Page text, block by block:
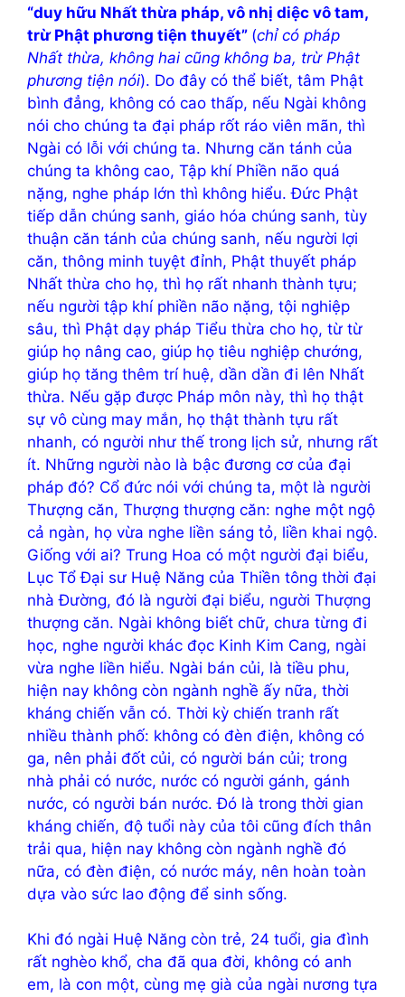
“duy hữu Nhất thừa pháp, vô nhị diệc vô tam,
trừ Phật phương tiện thuyết” (chỉ có pháp
Nhất thừa, không hai cũng không ba, trừ Phật
phương tiện nói). Do đây có thể biết, tâm Phật
bình đẳng, không có cao thấp, nếu Ngài không
nói cho chúng ta đại pháp rốt ráo viên mãn, thì
Ngài có lỗi với chúng ta. Nhưng căn tánh của
chúng ta không cao, Tập khí Phiền não quá
nặng, nghe pháp lớn thì không hiểu. Đức Phật
tiếp dẫn chúng sanh, giáo hóa chúng sanh, tùy
thuận căn tánh của chúng sanh, nếu người lợi
căn, thông minh tuyệt đỉnh, Phật thuyết pháp
Nhất thừa cho họ, thì họ rất nhanh thành tựu;
nếu người tập khí phiền não nặng, tội nghiệp
sâu, thì Phật dạy pháp Tiểu thừa cho họ, từ từ
giúp họ nâng cao, giúp họ tiêu nghiệp chướng,
giúp họ tăng thêm trí huệ, dần dần đi lên Nhất
thừa. Nếu gặp được Pháp môn này, thì họ thật
sự vô cùng may mắn, họ thật thành tựu rất
nhanh, có người như thế trong lịch sử, nhưng rất
ít. Những người nào là bậc đương cơ của đại
pháp đó? Cổ đức nói với chúng ta, một là người
Thượng căn, Thượng thượng căn: nghe một ngộ
cả ngàn, họ vừa nghe liền sáng tỏ, liền khai ngộ.
Giống với ai? Trung Hoa có một người đại biểu,
Lục Tổ Đại sư Huệ Năng của Thiền tông thời đại
nhà Đường, đó là người đại biểu, người Thượng
thượng căn. Ngài không biết chữ, chưa từng đi
học, nghe người khác đọc Kinh Kim Cang, ngài
vừa nghe liền hiểu. Ngài bán củi, là tiều phu,
hiện nay không còn ngành nghề ấy nữa, thời
kháng chiến vẫn có. Thời kỳ chiến tranh rất
nhiều thành phố: không có đèn điện, không có
ga, nên phải đốt củi, có người bán củi; trong
nhà phải có nước, nước có người gánh, gánh
nước, có người bán nước. Đó là trong thời gian
kháng chiến, độ tuổi này của tôi cũng đích thân
trải qua, hiện nay không còn ngành nghề đó
nữa, có đèn điện, có nước máy, nên hoàn toàn
dựa vào sức lao động để sinh sống.
Khi đó ngài Huệ Năng còn trẻ, 24 tuổi, gia đình
rất nghèo khổ, cha đã qua đời, không có anh
em, là con một, cùng mẹ già của ngài nương tựa